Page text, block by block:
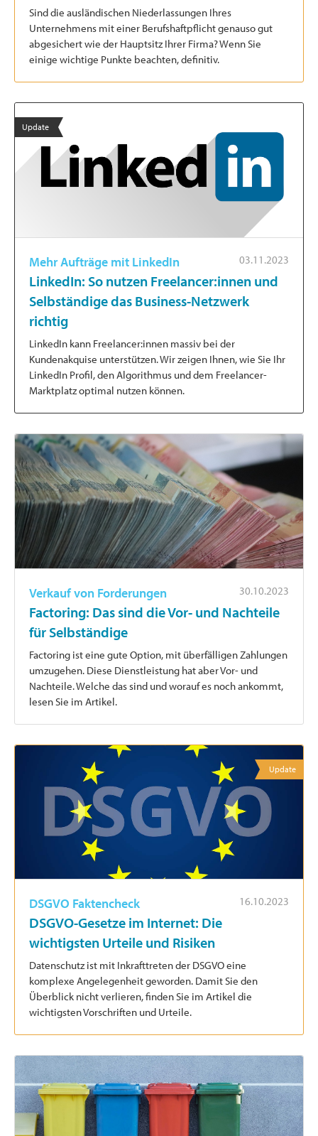
Sind die ausländischen Niederlassungen Ihres
Unternehmens mit einer Berufshaftpflicht genauso gut
abgesichert wie der Hauptsitz Ihrer Firma? Wenn Sie
einige wichtige Punkte beachten, definitiv.
Update
03.11.2023
Mehr Aufträge mit LinkedIn
LinkedIn: So nutzen Freelancer:innen und
Selbständige das Business-Netzwerk
richtig
LinkedIn kann Freelancer:innen massiv bei der
Kundenakquise unterstützen. Wir zeigen Ihnen, wie Sie Ihr
LinkedIn Profil, den Algorithmus und dem Freelancer-
Marktplatz optimal nutzen können.
30.10.2023
Verkauf von Forderungen
Factoring: Das sind die Vor- und Nachteile
für Selbständige
Factoring ist eine gute Option, mit überfälligen Zahlungen
umzugehen. Diese Dienstleistung hat aber Vor- und
Nachteile. Welche das sind und worauf es noch ankommt,
lesen Sie im Artikel.
Update
16.10.2023
DSGVO Faktencheck
DSGVO-Gesetze im Internet: Die
wichtigsten Urteile und Risiken
Datenschutz ist mit Inkrafttreten der DSGVO eine
komplexe Angelegenheit geworden. Damit Sie den
Überblick nicht verlieren, finden Sie im Artikel die
wichtigsten Vorschriften und Urteile.